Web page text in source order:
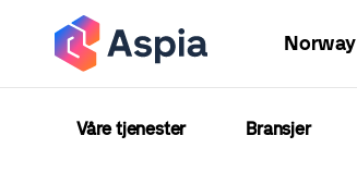
hovedinnhold
Norway
Våre tjenester Bransjer